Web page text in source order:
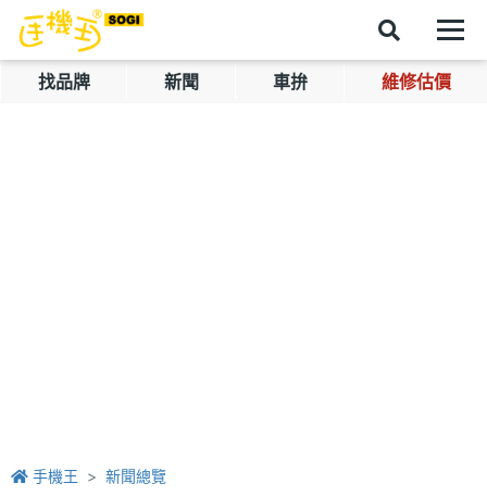
找品牌 新聞 車拚 維修估價
手機王 新聞總覽